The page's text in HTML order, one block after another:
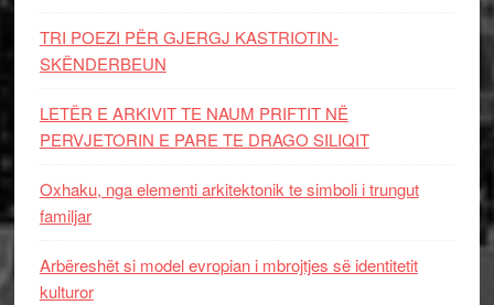
TRI POEZI PËR GJERGJ KASTRIOTIN-
SKËNDERBEUN
LETËR E ARKIVIT TE NAUM PRIFTIT NË
PERVJETORIN E PARE TE DRAGO SILIQIT
Oxhaku, nga elementi arkitektonik te simboli i trungut
familjar
Arbëreshët si model evropian i mbrojtjes së identitetit
kulturor